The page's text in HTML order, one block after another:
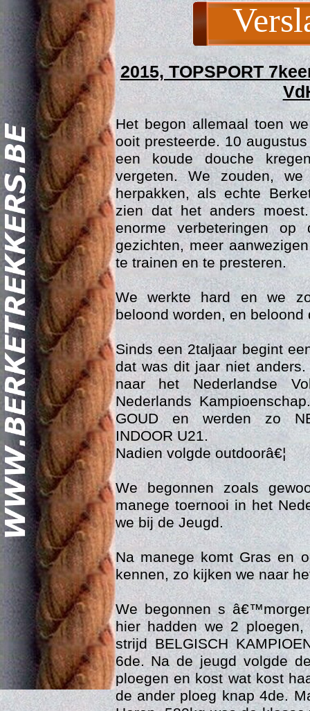
2015, TOPSPORT
Het begon allemaal toen
ooit presteerde. 10
een koude douche
vergeten. We zouden,
herpakken, als echte
zien dat het anders
enorme verbeteringen
gezichten, meer
te trainen en te presteren.
We werkte hard en we
beloond worden, en beloond
Sinds een 2taljaar begint
dat was dit jaar niet
naar het Nederlandse
Nederlands
GOUD en werden zo
INDOOR U21.
Nadien volgde outdoorâ€¦
We begonnen zoals
manege toernooi in het
we bij de Jeugd.
Na manege komt Gras en
kennen, zo kijken we naar
We begonnen s
hier hadden we 2
strijd BELGISCH
6de. Na de jeugd volgde
ploegen en kost wat kost
de ander ploeg knap 4de.